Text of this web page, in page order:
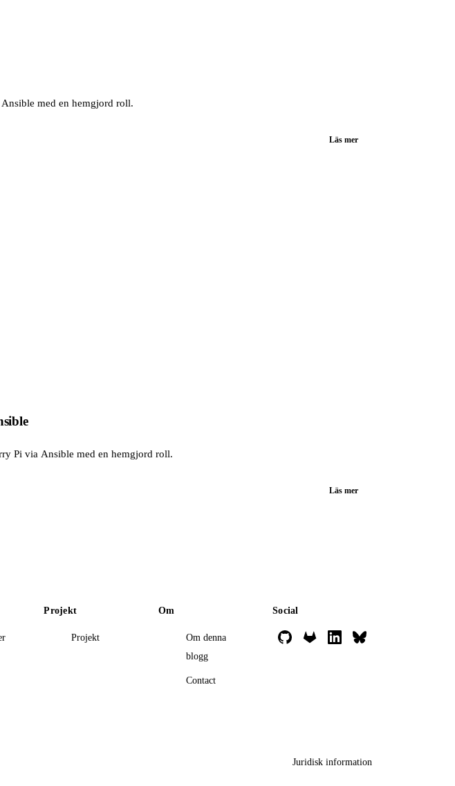
med en hemgjord roll.
Läs mer
Pi via Ansible med en hemgjord roll.
Läs mer
Projekt
Projekt
Om
Om denna
blogg
Contact
Social
Juridisk information